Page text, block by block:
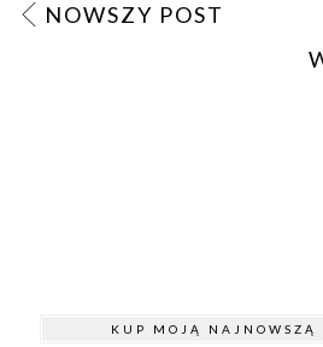
NOWSZY POST
KUP MOJĄ NAJNOWSZĄ